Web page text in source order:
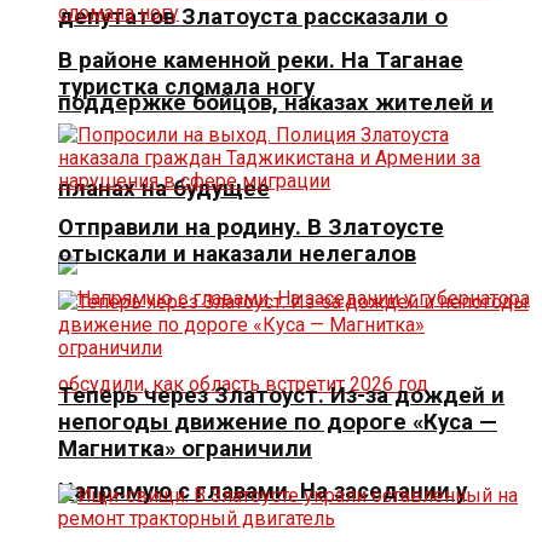
депутатов Златоуста рассказали о
поддержке бойцов, наказах жителей и
планах на будущее
Напрямую с главами. На заседании у
В районе каменной реки. На Таганае
туристка сломала ногу
Отправили на родину. В Златоусте
отыскали и наказали нелегалов
Теперь через Златоуст. Из-за дождей и
непогоды движение по дороге «Куса —
Магнитка» ограничили